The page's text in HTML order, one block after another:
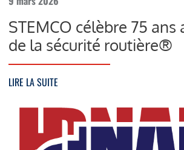
STEMCO célèbre 75 ans
de la sécurité routière®
LIRE LA SUITE